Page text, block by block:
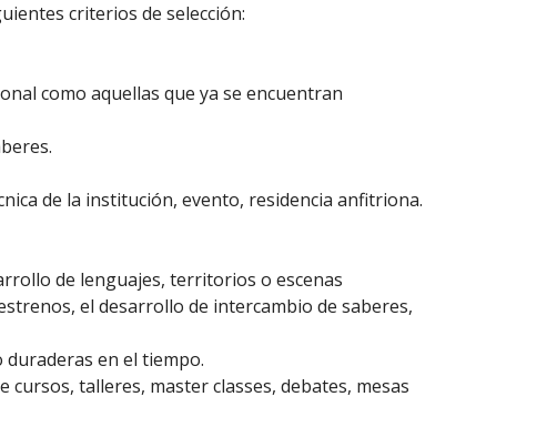
criterios de selección:
como aquellas que ya se encuentran
de la institución, evento, residencia anfitriona.
de lenguajes, territorios o escenas
el desarrollo de intercambio de saberes,
en el tiempo.
talleres, master classes, debates, mesas